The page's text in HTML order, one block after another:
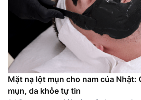
Mặt nạ lột mụn cho nam của Nhật:
mụn, da khỏe tự tin